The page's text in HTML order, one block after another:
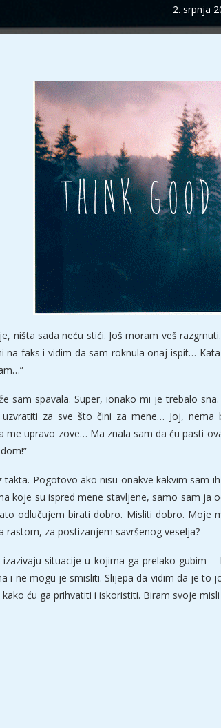
2. srpnja
ništa sada neću stići. Još moram veš
na faks i vidim da sam roknula onaj ispit…
sam spavala. Super, ionako mi je trebalo
za sve što čini za mene… Joj,
upravo zove… Ma znala sam da ću pasti
takta. Pogotovo ako nisu onakve kakvim
koje su ispred mene stavljene, samo sam
odlučujem birati dobro. Misliti dobro.
rastom, za postizanjem savršenog veselja?
situacije u kojima ga prelako gubim
i ne mogu je smisliti. Slijepa da vidim da je
ću ga prihvatiti i iskoristiti. Biram svoje